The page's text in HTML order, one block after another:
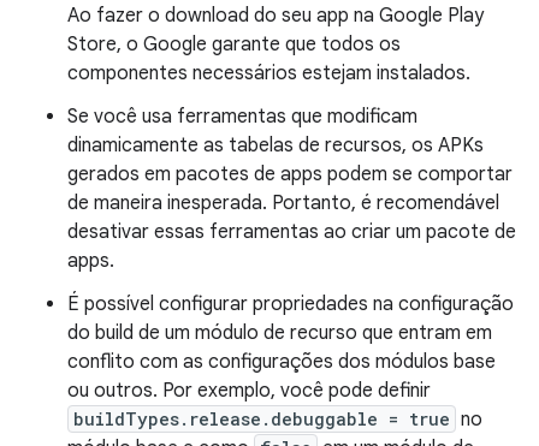
Ao fazer o download do seu app na Google Play
Store, o Google garante que todos os
componentes necessários estejam instalados.
Se você usa ferramentas que modificam
dinamicamente as tabelas de recursos, os APKs
gerados em pacotes de apps podem se comportar
de maneira inesperada. Portanto, é recomendável
desativar essas ferramentas ao criar um pacote de
apps.
É possível configurar propriedades na configuração
do build de um módulo de recurso que entram em
conflito com as configurações dos módulos base
ou outros. Por exemplo, você pode definir
buildTypes.release.debuggable = true no